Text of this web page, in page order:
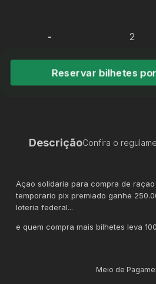
-
Reservar bilhetes
DescriçãoConfira o
Açao solidaria para compra de
temporario pix premiado ganhe
loteria federal...
e quem compra mais bilhetes leva
Meio de